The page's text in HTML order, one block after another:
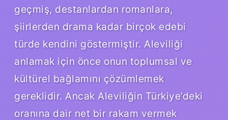
geçmiş, destanlardan romanlara,
şiirlerden drama kadar birçok edebi
türde kendini göstermiştir. Aleviliği
anlamak için önce onun toplumsal ve
kültürel bağlamını çözümlemek
gereklidir. Ancak Aleviliğin Türkiye’deki
oranına dair net bir rakam vermek